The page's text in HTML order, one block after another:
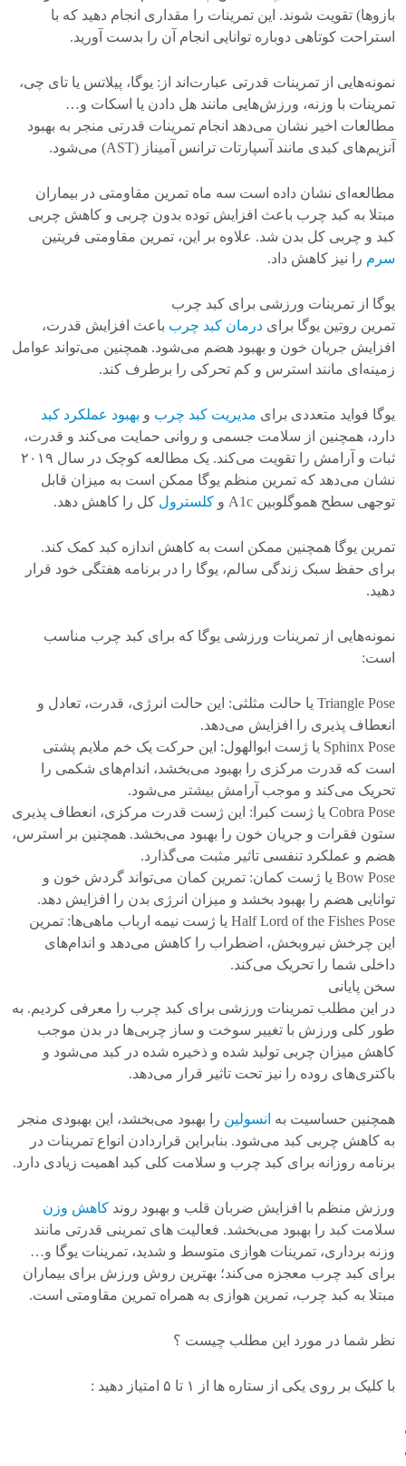
بازوها) تقویت شوند. این تمرینات را مقداری انجام دهید که با
استراحت کوتاهی دوباره توانایی انجام آن را بدست آورید.
نمونه‌هایی از تمرینات قدرتی عبارت‌اند از: یوگا، پیلاتس یا تای چی،
تمرینات با وزنه، ورزش‌هایی مانند هل دادن یا اسکات و…
مطالعات اخیر نشان می‌دهد انجام تمرینات قدرتی منجر به بهبود
آنزیم‌های کبدی مانند آسپارتات ترانس آمیناز (AST) می‌شود.
مطالعه‌ای نشان داده است سه ماه تمرین مقاومتی در بیماران
مبتلا به کبد چرب باعث افزایش توده بدون چربی و کاهش چربی
کبد و چربی کل بدن شد. علاوه بر این، تمرین مقاومتی فریتین
سرم را نیز کاهش داد.
یوگا از تمرینات ورزشی برای کبد چرب
تمرین روتین یوگا برای درمان کبد چرب باعث افزایش قدرت،
افزایش جریان خون و بهبود هضم می‌شود. همچنین می‌تواند عوامل
زمینه‌ای مانند استرس و کم تحرکی را برطرف کند.
یوگا فواید متعددی برای مدیریت کبد چرب و بهبود عملکرد کبد
دارد، همچنین از سلامت جسمی و روانی حمایت می‌کند و قدرت،
ثبات و آرامش را تقویت می‌کند. یک مطالعه کوچک در سال ۲۰۱۹
نشان می‌دهد که تمرین منظم یوگا ممکن است به میزان قابل
توجهی سطح هموگلوبین A1c و
کلسترول کل را کاهش دهد.
تمرین یوگا همچنین ممکن است به کاهش اندازه کبد کمک کند.
برای حفظ سبک زندگی سالم، یوگا را در برنامه هفتگی خود قرار
دهید.
نمونه‌هایی از تمرینات ورزشی یوگا که برای کبد چرب مناسب
است:
Triangle Pose یا حالت مثلثی: این حالت انرژی، قدرت، تعادل و
انعطاف پذیری را افزایش می‌دهد.
Sphinx Pose یا ژست ابوالهول: این حرکت یک خم ملایم پشتی
است که قدرت مرکزی را بهبود می‌بخشد، اندام‌های شکمی را
تحریک می‌کند و موجب آرامش بیشتر می‌شود.
Cobra Pose یا ژست کبرا: این ژست قدرت مرکزی، انعطاف پذیری
ستون فقرات و جریان خون را بهبود می‌بخشد. همچنین بر استرس،
هضم و عملکرد تنفسی تاثیر مثبت می‌گذارد.
Bow Pose یا ژست کمان: تمرین کمان می‌تواند گردش خون و
توانایی هضم را بهبود بخشد و میزان انرژی بدن را افزایش دهد.
Half Lord of the Fishes Pose یا ژست نیمه ارباب ماهی‌ها: تمرین
این چرخش نیروبخش، اضطراب را کاهش می‌دهد و اندام‌های
داخلی شما را تحریک می‌کند.
سخن پایانی
در این مطلب تمرینات ورزشی برای کبد چرب را معرفی کردیم. به
طور کلی ورزش با تغییر سوخت و ساز چربی‌ها در بدن موجب
کاهش میزان چربی تولید شده و ذخیره شده در کبد می‌شود و
باکتری‌های روده را نیز تحت تاثیر قرار می‌دهد.
همچنین حساسیت به انسولین را بهبود می‌بخشد، این بهبودی منجر
به کاهش چربی کبد می‌شود. بنابراین قراردادن انواع تمرینات در
برنامه روزانه برای کبد چرب و سلامت کلی کبد اهمیت زیادی دارد.
ورزش منظم با افزایش ضربان قلب و بهبود روند کاهش وزن
سلامت کبد را بهبود می‌بخشد. فعالیت های تمرینی قدرتی مانند
وزنه برداری، تمرینات هوازی متوسط و شدید، تمرینات یوگا و…
برای کبد چرب معجزه می‌کند؛ بهترین روش ورزش برای بیماران
مبتلا به کبد چرب، تمرین هوازی به همراه تمرین مقاومتی است.
نظر شما در مورد این مطلب چیست ؟
با کلیک بر روی یکی از ستاره ها از ۱ تا ۵ امتیاز دهید :